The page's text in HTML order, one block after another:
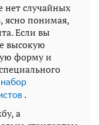
нет случайных
ясно понимая,
Если вы
высокую
форму и
.
а